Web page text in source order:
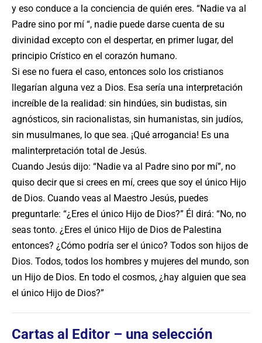
y eso conduce a la conciencia de quién eres. “Nadie va al
Padre sino por mí “, nadie puede darse cuenta de su
divinidad excepto con el despertar, en primer lugar, del
principio Crístico en el corazón humano.
Si ese no fuera el caso, entonces solo los cristianos
llegarían alguna vez a Dios. Esa sería una interpretación
increíble de la realidad: sin hindúes, sin budistas, sin
agnósticos, sin racionalistas, sin humanistas, sin judíos,
sin musulmanes, lo que sea. ¡Qué arrogancia! Es una
malinterpretación total de Jesús.
Cuando Jesús dijo: “Nadie va al Padre sino por mí”, no
quiso decir que si crees en mí, crees que soy el único Hijo
de Dios. Cuando veas al Maestro Jesús, puedes
preguntarle: “¿Eres el único Hijo de Dios?” Él dirá: “No, no
seas tonto. ¿Eres el único Hijo de Dios de Palestina
entonces? ¿Cómo podría ser el único? Todos son hijos de
Dios. Todos, todos los hombres y mujeres del mundo, son
un Hijo de Dios. En todo el cosmos, ¿hay alguien que sea
el único Hijo de Dios?”
Cartas al Editor – una selección